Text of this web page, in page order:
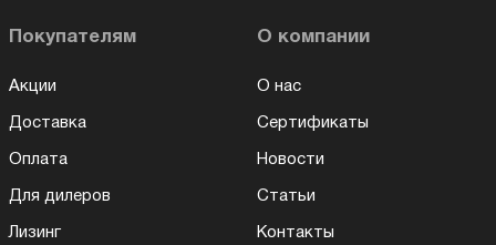
Покупателям
Акции
Доставка
Оплата
Для дилеров
Лизинг
О компании
О нас
Сертификаты
Новости
Статьи
Контакты